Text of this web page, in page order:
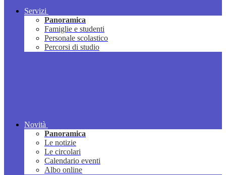
Servizi
Panoramica
Famiglie e studenti
Personale scolastico
Percorsi di studio
Novità
Panoramica
Le notizie
Le circolari
Calendario eventi
Albo online